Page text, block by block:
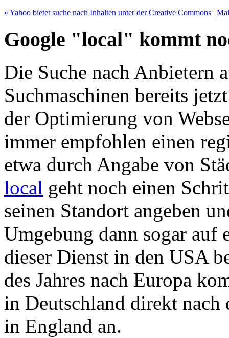
« Yahoo bietet suche nach Inhalten unter der Creative Commons |
Google "local" kommt
Die Suche nach Anbietern
Suchmaschinen bereits
der Optimierung von
immer empfohlen einen
etwa durch Angabe von
local geht noch einen
seinen Standort angeben
Umgebung dann sogar auf
dieser Dienst in den USA
des Jahres nach Europa
in Deutschland direkt nach
in England an.